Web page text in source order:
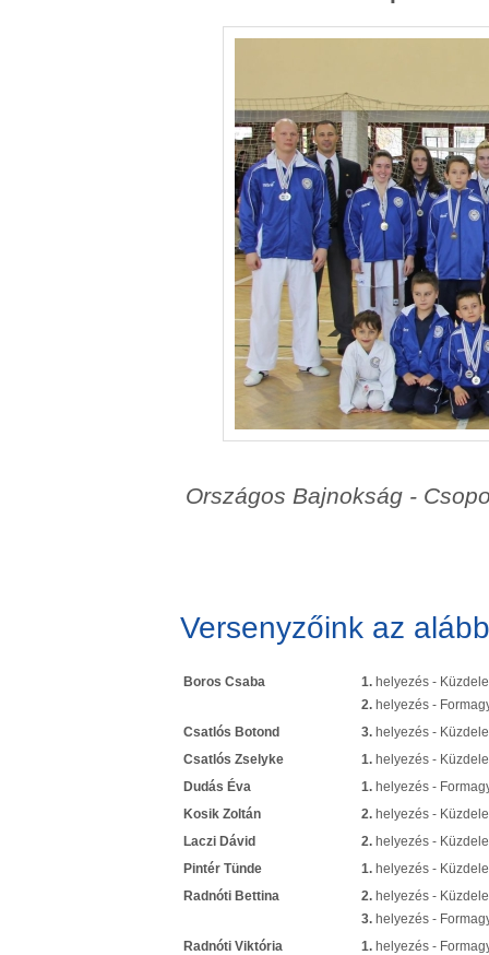
Országos Bajnokság -
Versenyzőink az
Boros Csaba 1. helyezés -
2. helyezés -
Csatlós Botond
3. helyezés -
Csatlós Zselyke
1. helyezés -
Dudás Éva
1. helyezés -
Kosik Zoltán
2. helyezés -
Laczi Dávid
2. helyezés -
Pintér Tünde
1. helyezés -
Radnóti Bettina
2. helyezés -
3. helyezés -
Radnóti Viktória
1. helyezés -